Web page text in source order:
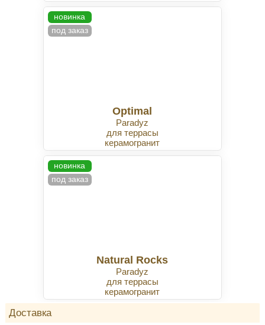
новинка
под заказ
Optimal
Paradyz
для террасы
керамогранит
новинка
под заказ
Natural Rocks
Paradyz
для террасы
керамогранит
Доставка